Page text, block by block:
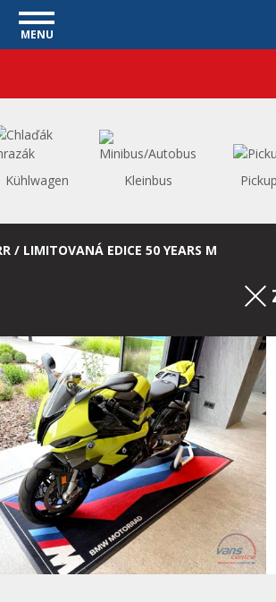
Navigace
MENU
BIETEN WIR AN
VIDEOS
Kühlwagen Kleinbus
/ LIMITOVANÁ EDICE 50 YEARS M